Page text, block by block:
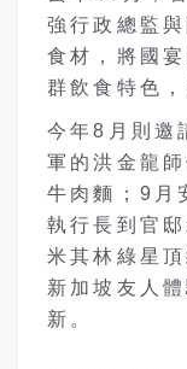
強行政總監
食材，將國
群飲食特色
今年8月則邀
軍的洪金龍
牛肉麵；9月
執行長到官
米其林綠星
新加坡友人
新。